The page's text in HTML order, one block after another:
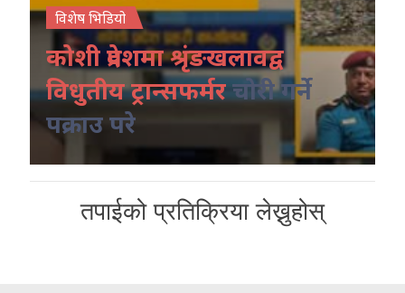
विशेष भिडियो
कोशी प्रदेशमा श्रृंङखलावद्व
विधुतीय ट्रान्सफर्मरचोरी गर्ने
पक्राउ परे
तपाईको प्रतिक्रिया लेख्नुहोस्